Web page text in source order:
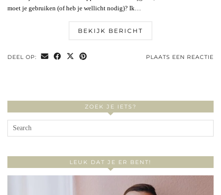
moet je gebruiken (of heb je wellicht nodig)? Ik…
BEKIJK BERICHT
DEEL OP: PLAATS EEN REACTIE
ZOEK JE IETS?
LEUK DAT JE ER BENT!